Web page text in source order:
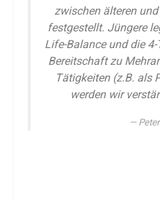
zwischen älteren
festgestellt. Jüngere
Life-Balance und die
Bereitschaft zu
Tätigkeiten (z.B. als
werden wir